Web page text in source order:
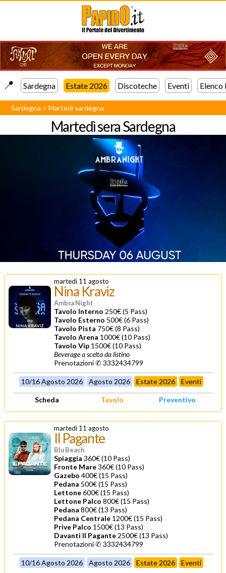
📍️ Sardegna Estate 2026 Discoteche Eventi Elenco
Sardegna >Martedi sardegna
Martedì seraSardegna
martedì 11 agosto
Nina Kraviz
Ambra Night
Tavolo Interno 250€ (5 Pass)
Tavolo Esterno 500€ (6 Pass)
Tavolo Pista 750€ (8 Pass)
Tavolo Arena 1000€ (10 Pass)
Tavolo Vip 1500€ (10 Pass)
Beverage a scelta da listino
Prenotazioni ✆ 3332434799
10/16 Agosto 2026 Agosto 2026 Estate 2026 Eventi
Scheda Tavolo Preventivo
martedì 11 agosto
Il Pagante
Blu Beach
Spiaggia 360€ (10 Pass)
Fronte Mare360€ (10 Pass)
Gazebo 400€ (15 Pass)
Pedana 500€ (15 Pass)
Lettone600€ (15 Pass)
Lettone Palco 800€ (15 Pass)
Pedana 800€ (13 Pass)
Pedana Centrale 1200€ (15 Pass)
Prive Palco 1500€ (13 Pass)
Davanti Il Pagante 2500€ (13 Pass)
Prenotazioni ✆ 3332434799
10/16 Agosto 2026 Agosto 2026 Estate 2026 Eventi